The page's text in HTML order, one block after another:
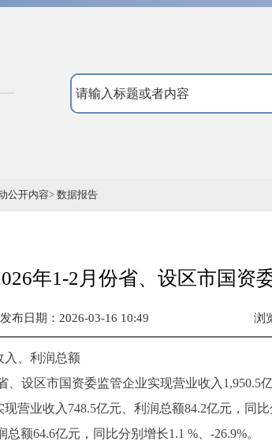
公开内容> 数据报告
年1-2月份省、设区市国资
发布日期：2026-03-16 10:49 浏
入、利润总额
、设区市国资委监管企业实现营业收入1,950.5
营业收入748.5亿元、利润总额84.2亿元，同
总额64.6亿元，同比分别增长1.1 %、-26.9%。